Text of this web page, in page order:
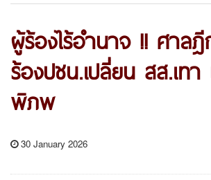
ผู้ร้องไร้อำนาจ !! ศาล
ร้องปชน.เปลี่ยน สส.เทา
พิภพ
30 January 2026